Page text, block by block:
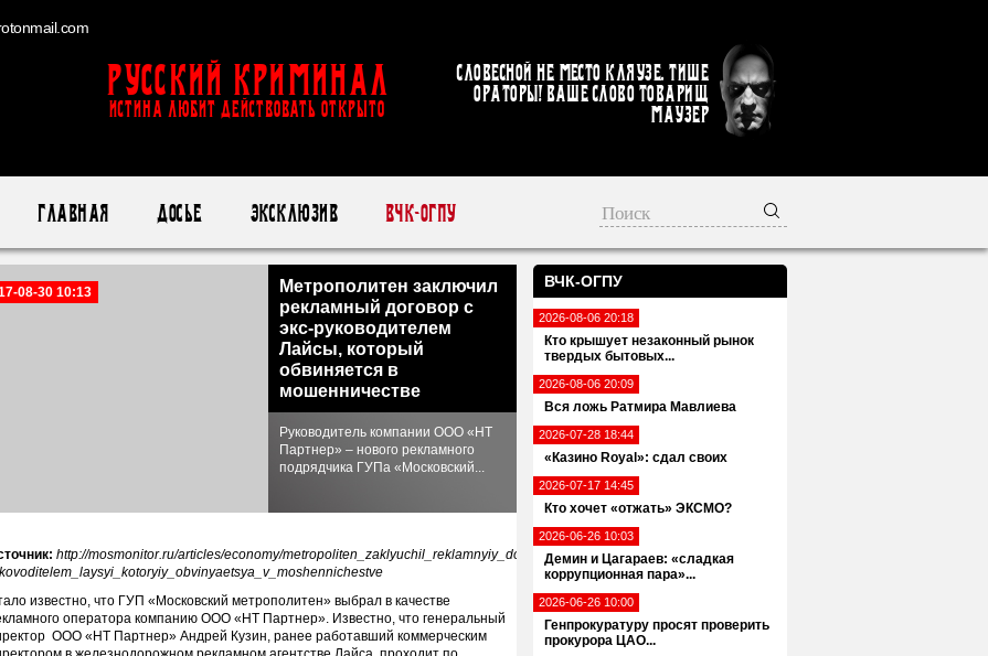
Русский Криминал
ИСТИНА ЛЮБИТ ДЕЙСТВОВАТЬ ОТКРЫТО
Словесной не место кляузе. Тише
ораторы! Ваше слово товарищ
Маузер
Главная Досье Эксклюзив ВЧК-ОГПУ
ВЧК-ОГПУ
2026-08-06 20:18
Кто крышует незаконный рынок
твердых бытовых...
2026-08-06 20:09
Вся ложь Ратмира Мавлиева
2026-07-28 18:44
«Казино Royal»: сдал своих
2026-07-17 14:45
Кто хочет «отжать» ЭКСМО?
2026-06-26 10:03
Демин и Цагараев: «сладкая
коррупционная пара»...
2026-06-26 10:00
Генпрокуратуру просят проверить
прокурора ЦАО...
08-30 10:13
Метрополитен заключил
рекламный договор с
экс-руководителем
Лайсы, который
обвиняется в
мошенничестве
Руководитель компании ООО «НТ
Партнер» – нового рекламного
подрядчика ГУПа «Московский...
http://mosmonitor.ru/articles/economy/metropoliten_zaklyuchil_reklamnyiy_dogovor_s_eks-
известно, что ГУП «Московский метрополитен» выбрал в качестве
оператора компанию ООО «НТ Партнер». Известно, что генеральный
ООО «НТ Партнер» Андрей Кузин, ранее работавший коммерческим